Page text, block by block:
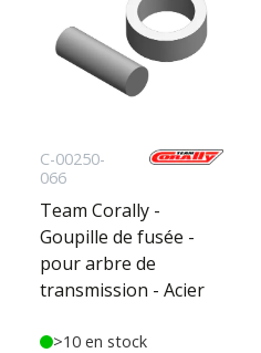
C-00250-
066
Team Corally -
Goupille de fusée -
pour arbre de
transmission - Acier
>10 en stock